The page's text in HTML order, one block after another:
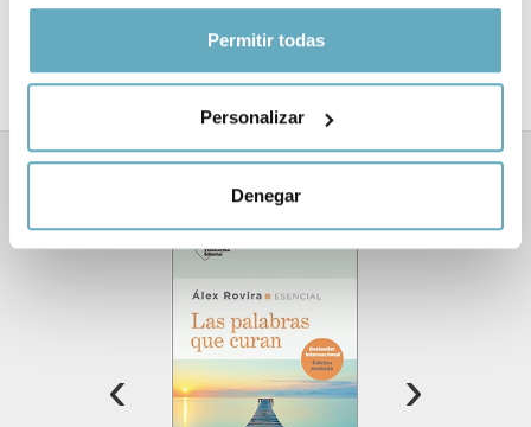
Si lo permite, también quisiéramos:
geográfica que puede tener una precisión de varios
Identificar su dispositivo analizándolo activamente
. Puede cambiar o retirar su
consentimiento en cualquier momento en la Declaración
Las cookies de este sitio web se usan para personalizar
Permitir todas
Personalizar
Denegar
‹ ›